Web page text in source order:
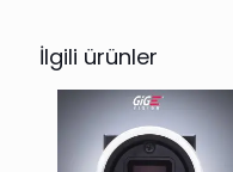
İlgili ürünler